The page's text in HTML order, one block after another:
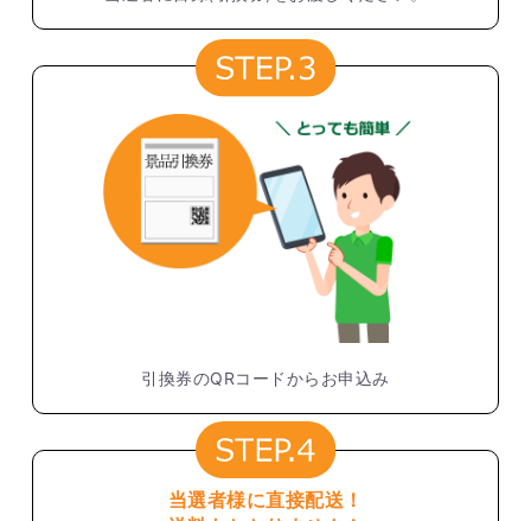
引換券のQRコードからお申込み
当選者様に直接配送！